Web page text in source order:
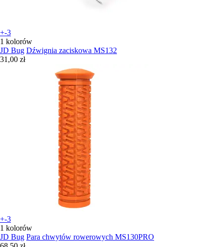
+-3
1 kolorów
JD Bug Dźwignia zaciskowa MS132
31,00 zł
+-3
1 kolorów
JD Bug Para chwytów rowerowych MS130PRO